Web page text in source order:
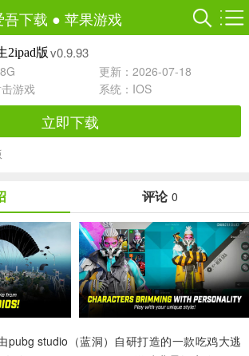
吾下载 ● 苹果游戏
2ipad版 v0.9.93
更新：2026-07-18
游戏 系统：IOS
立即下载
评论 0
pubg studio（蓝洞）自研打造的一款吃鸡大逃